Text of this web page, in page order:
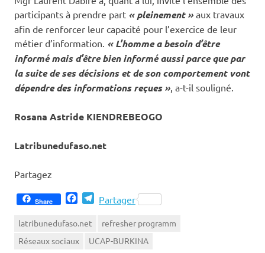
participants à prendre part « pleinement » aux travaux
afin de renforcer leur capacité pour l’exercice de leur
métier d’information. « L’homme a besoin d’être
informé mais d’être bien informé aussi parce que par
la suite de ses décisions et de son comportement vont
dépendre des informations reçues » , a-t-il souligné.
Rosana Astride KIENDREBEOGO
Latribunedufaso.net
Partagez
Share FacebookTelegram
Partager
latribunedufaso.net
refresher programm
Réseaux sociaux
UCAP-BURKINA